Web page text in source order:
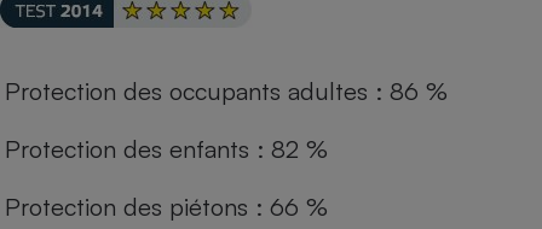
Protection des occupants adultes : 86 %
Protection des enfants : 82 %
Protection des piétons : 66 %